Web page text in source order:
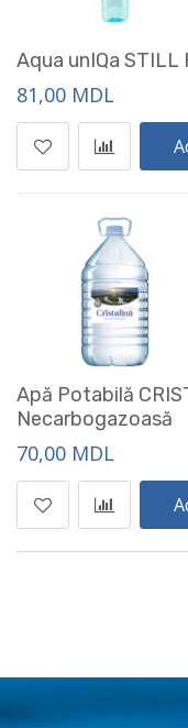
Aqua unIQa STILL
81,00 MDL
Apă Potabilă
Necarbogazoasă
70,00 MDL